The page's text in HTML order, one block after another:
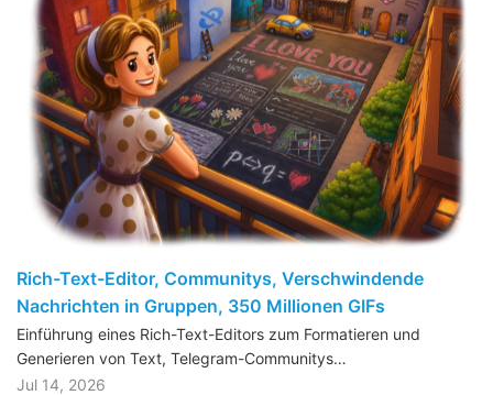
Rich-Text-Editor, Communitys, Verschwindende
Nachrichten in Gruppen, 350 Millionen GIFs
Einführung eines Rich-Text-Editors zum Formatieren und
Generieren von Text, Telegram-Communitys…
Jul 14, 2026